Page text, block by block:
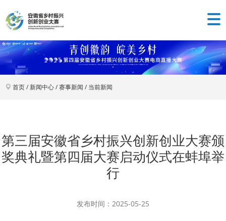
首页/ 新闻中心/赛事新闻 / 当前新闻
第三届安徽省乡村振兴创新创业大赛颁
奖典礼暨第四届大赛启动仪式在蚌埠举
行
发布时间：2025-05-25